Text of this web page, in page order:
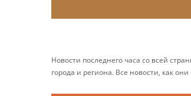
Новости последнего часа со всей
города и региона. Все новости, как